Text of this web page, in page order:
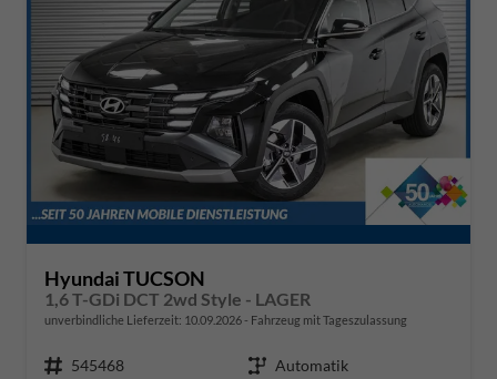
Hyundai TUCSON
1,6 T-GDi DCT 2wd Style - LAGER
unverbindliche Lieferzeit: 10.09.2026 Fahrzeug mit Tageszulassung
Fahrzeugnr. 545468 Getriebe Automatik